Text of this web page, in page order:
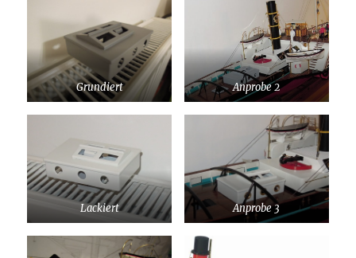
Grundiert Anprobe 2
Lackiert Anprobe 3